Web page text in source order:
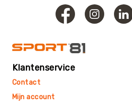
-
Pakketten
-
Pakketten
Pleinballen
Balaccessoires
Klantenservice
Contact
Mijn account